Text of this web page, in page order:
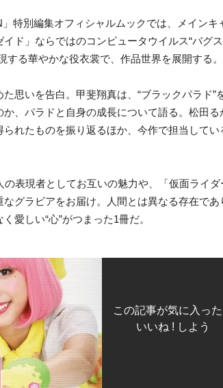
特別編集オフィシャルムックでは、メインキ
ド」ならではのコンピュータウイルス“バグ
る華やかな役衣裳で、作品世界を展開する。
思いを告白。甲斐翔真は、“ブラックパラド”
、パラドと自身の成長について語る。松田る
れたものを振り返 るほか、今作で担当してい
表現者としてお互いの魅力や、「仮面ライダ
グラビアをお届け。人間とは異なる存在であ
愛しい“心”がつまった1冊だ。
この記事が気に入っ
いいね ! しよう